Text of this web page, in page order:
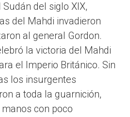
del siglo XIX,
del Mahdi invadieron
al general Gordon.
la victoria del Mahdi
el Imperio Británico. Sin
los insurgentes
a toda la guarnición,
con poco